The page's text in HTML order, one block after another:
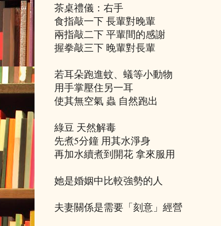
茶桌禮儀：右手
食指敲一下 長輩對晚輩
兩指敲二下 平輩間的感謝
握拳敲三下 晚輩對長輩
若耳朵跑進蚊、蟻等小動物
用手掌壓住另一耳
使其無空氣 蟲 自然跑出
綠豆 天然解毒
先煮5分鐘 用其水淨身
再加水續煮到開花 拿來服用
她是婚姻中比較強勢的人
夫妻關係是需要「刻意」經營